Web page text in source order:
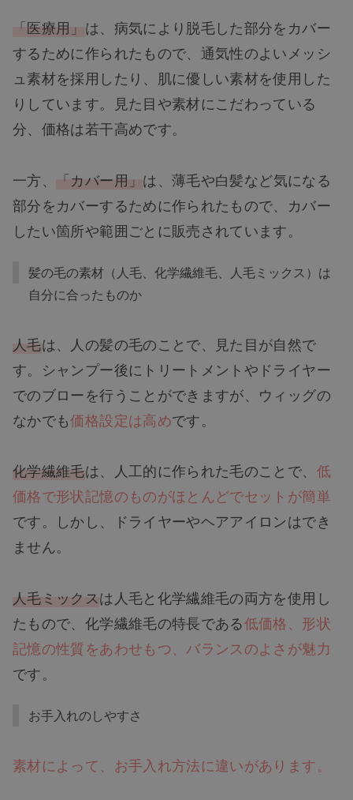
「医療用」 は、病気により脱毛した部分をカバー
するために作られたもので、通気性のよいメッシ
ュ素材を採用したり、肌に優しい素材を使用した
りしています。見た目や素材にこだわっている
分、価格は若干高めです。
一方、 「カバー用」 は、薄毛や白髪など気になる
部分をカバーするために作られたもので、カバー
したい箇所や範囲ごとに販売されています。
髪の毛の素材（人毛、化学繊維毛、人毛ミックス）は
自分に合ったものか
人毛は、人の髪の毛のことで、見た目が自然で
す。シャンプー後にトリートメントやドライヤー
でのブローを行うことができますが、ウィッグの
なかでも価格設定は高めです。
化学繊維毛は、人工的に作られた毛のことで、 低
価格で形状記憶のものがほとんどでセットが簡単
です。しかし、ドライヤーやヘアアイロンはでき
ません。
人毛ミックスは人毛と化学繊維毛の両方を使用し
たもので、化学繊維毛の特長である低価格、形状
記憶の性質をあわせもつ、バランスのよさが魅力
です。
お手入れのしやすさ
素材によって、お手入れ方法に違いがあります。